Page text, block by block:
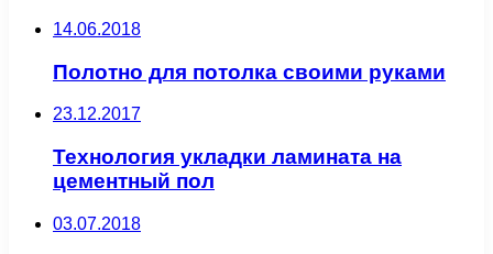
14.06.2018
Полотно для потолка своими руками
23.12.2017
Технология укладки ламината на
цементный пол
03.07.2018